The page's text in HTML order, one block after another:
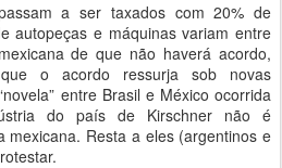
a ser taxados com 20% de
autopeças e máquinas variam entre
de que não haverá acordo,
o acordo ressurja sob novas
entre Brasil e México ocorrida
do país de Kirschner não é
mexicana. Resta a eles (argentinos e